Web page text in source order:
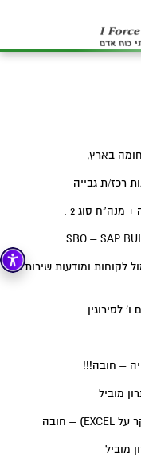
בארץ,
רכז/ת גבייה
מנה"ח סוג 2 .
לקוחות ומודעות שירות
– חובה!!!